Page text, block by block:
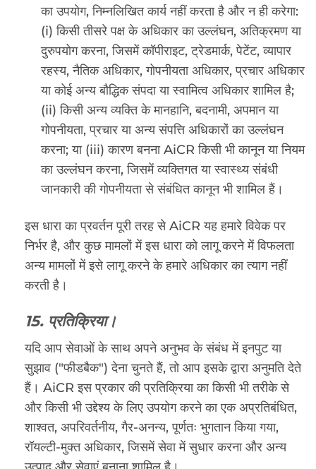
का उपयोग, निम्नलिखित कार्य नहीं करता है और न ही करेगा:
(i) किसी तीसरे पक्ष के अधिकार का उल्लंघन, अतिक्रमण या
दुरुपयोग करना, जिसमें कॉपीराइट, ट्रेडमार्क, पेटेंट, व्यापार
रहस्य, नैतिक अधिकार, गोपनीयता अधिकार, प्रचार अधिकार
या कोई अन्य बौद्धिक संपदा या स्वामित्व अधिकार शामिल है;
(ii) किसी अन्य व्यक्ति के मानहानि, बदनामी, अपमान या
गोपनीयता, प्रचार या अन्य संपत्ति अधिकारों का उल्लंघन
करना; या (iii) कारण बनना AiCR किसी भी कानून या नियम
का उल्लंघन करना, जिसमें व्यक्तिगत या स्वास्थ्य संबंधी
जानकारी की गोपनीयता से संबंधित कानून भी शामिल हैं।
इस धारा का प्रवर्तन पूरी तरह से AiCR यह हमारे विवेक पर
निर्भर है, और कुछ मामलों में इस धारा को लागू करने में विफलता
अन्य मामलों में इसे लागू करने के हमारे अधिकार का त्याग नहीं
करती है।
15. प्रतिक्रिया।
यदि आप सेवाओं के साथ अपने अनुभव के संबंध में इनपुट या
सुझाव ("फीडबैक") देना चुनते हैं, तो आप इसके द्वारा अनुमति देते
हैं। AiCR इस प्रकार की प्रतिक्रिया का किसी भी तरीके से
और किसी भी उद्देश्य के लिए उपयोग करने का एक अप्रतिबंधित,
शाश्वत, अपरिवर्तनीय, गैर-अनन्य, पूर्णतः भुगतान किया गया,
रॉयल्टी-मुक्त अधिकार, जिसमें सेवा में सुधार करना और अन्य